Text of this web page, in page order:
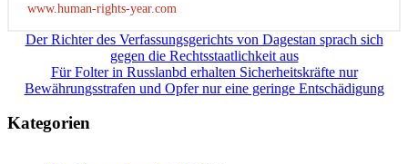
www.human-rights-year.com
Beitragsnavigation
Der Richter des Verfassungsgerichts von Dagestan sprach sich
gegen die Rechtsstaatlichkeit aus
Für Folter in Russlanbd erhalten Sicherheitskräfte nur
Bewährungsstrafen und Opfer nur eine geringe Entschädigung
Kategorien